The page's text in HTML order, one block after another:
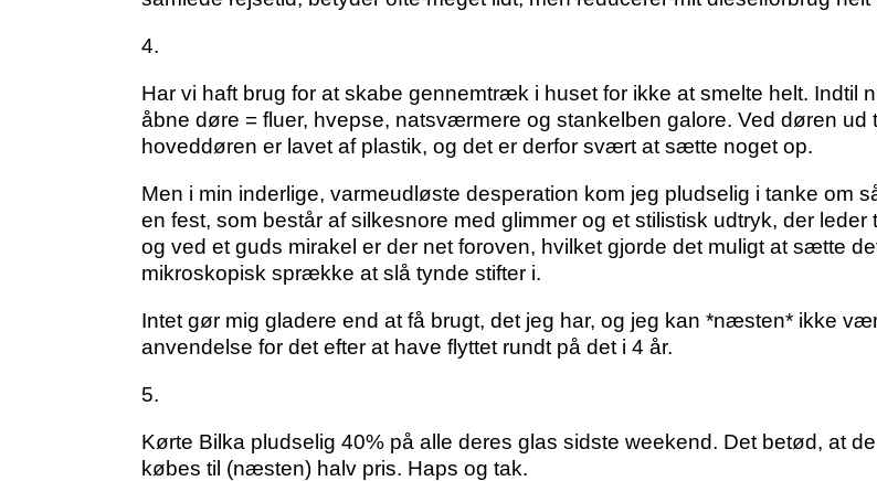
4.
Har vi haft brug for at skabe gennemtræk i huset for ikke at smelte helt. Indtil
åbne døre = fluer, hvepse, natsværmere og stankelben galore. Ved døren ud
hoveddøren er lavet af plastik, og det er derfor svært at sætte noget op.
Men i min inderlige, varmeudløste desperation kom jeg pludselig i tanke om
en fest, som består af silkesnore med glimmer og et stilistisk udtryk, der
og ved et guds mirakel er der net foroven, hvilket gjorde det muligt at sætte
mikroskopisk sprække at slå tynde stifter i.
Intet gør mig gladere end at få brugt, det jeg har, og jeg kan *næsten* ikke
anvendelse for det efter at have flyttet rundt på det i 4 år.
5.
Kørte Bilka pludselig 40% på alle deres glas sidste weekend. Det betød, at
købes til (næsten) halv pris. Haps og tak.